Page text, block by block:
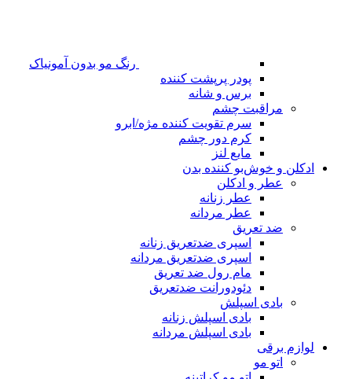
رنگ مو بدون آمونیاک
پودر پرپشت کننده
برس و شانه
مراقبت چشم
سرم تقویت کننده مژه/ابرو
کرم دور چشم
مایع لنز
ادکلن و خوش‌بو کننده بدن
عطر و ادکلن
عطر زنانه
عطر مردانه
ضد تعریق
اسپری ضدتعریق زنانه
اسپری ضدتعریق مردانه
مام رول ضد تعریق
دئودورانت ضدتعریق
بادی اسپلش
بادی اسپلش زنانه
بادی اسپلش مردانه
لوازم برقی
اتو مو